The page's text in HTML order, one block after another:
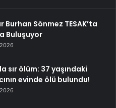
Burhan Sönmez TESAK’ta
Buluşuyor
sır ölüm: 37 yaşındaki
evinde ölü bulundu!